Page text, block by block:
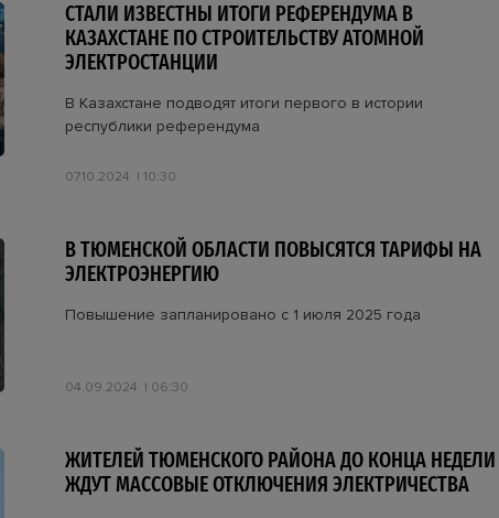
СТАЛИ ИЗВЕСТНЫ ИТОГИ РЕФЕРЕНДУМА В
КАЗАХСТАНЕ ПО СТРОИТЕЛЬСТВУ АТОМНОЙ
ЭЛЕКТРОСТАНЦИИ
В Казахстане подводят итоги первого в истории
республики референдума
07.10.2024 10:30
В ТЮМЕНСКОЙ ОБЛАСТИ ПОВЫСЯТСЯ ТАРИФЫ НА
ЭЛЕКТРОЭНЕРГИЮ
Повышение запланировано с 1 июля 2025 года
04.09.2024 06:30
ЖИТЕЛЕЙ ТЮМЕНСКОГО РАЙОНА ДО КОНЦА НЕДЕЛИ
ЖДУТ МАССОВЫЕ ОТКЛЮЧЕНИЯ ЭЛЕКТРИЧЕСТВА